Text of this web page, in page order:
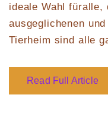
ideale Wahl füralle,
ausgeglichenen
Tierheim sind alle
Read Full Article